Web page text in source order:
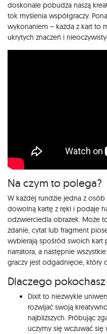
doskonale pobudza naszą
tok myślenia współgraczy.
wykonaniem – każda z kart to
ukrytych znaczeń i
Na czym to polega?
W każdej rundzie jedna z
dowolną kartę z ręki i podaje
odzwierciedla obrazek. Może
zdanie, cytat lub fragment
wybierają spośród swoich kart
narratora, a następnie
graczy jest odgadnięcie, który
Dlaczego
Dixit to niezwykle
rozwijać swoją
najbliższych. Próbując
uczymy się wczuwać się